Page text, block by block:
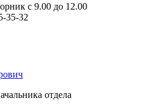
с 9.00 до 12.00
35-32
отдела